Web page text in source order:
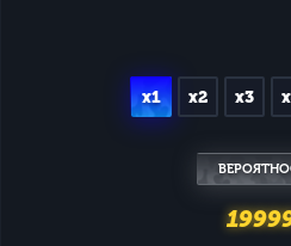
x1 x2 x3